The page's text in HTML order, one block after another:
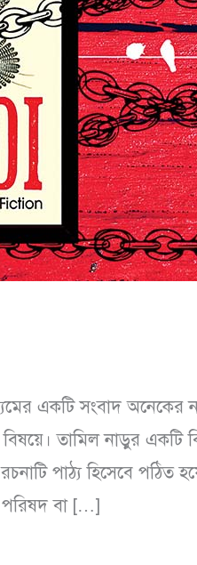
একটি সংবাদ অনেকের
তামিল নাড়ুর একটি
পাঠ্য হিসেবে পঠিত
পরিষদ বা […]